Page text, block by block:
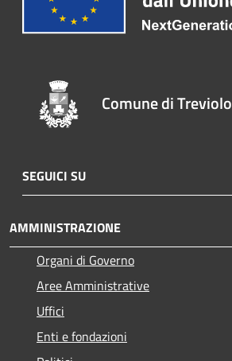
Comune di Treviolo
SEGUICI SU
AMMINISTRAZIONE
Organi di Governo
Aree Amministrative
Uffici
Enti e fondazioni